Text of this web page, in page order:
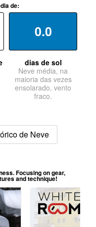
de:
0.0
dias de sol
Neve média, na
maioria das vezes
ensolarado, vento
fraco.
de Neve